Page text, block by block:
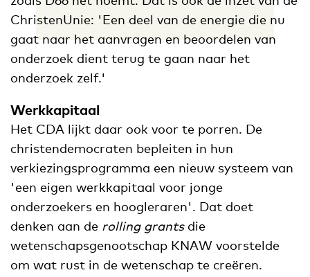
ChristenUnie: 'Een deel van de energie die nu
gaat naar het aanvragen en beoordelen van
onderzoek dient terug te gaan naar het
onderzoek zelf.'
Werkkapitaal
Het CDA lijkt daar ook voor te porren. De
christendemocraten bepleiten in hun
verkiezingsprogramma een nieuw systeem van
'een eigen werkkapitaal voor jonge
onderzoekers en hoogleraren'. Dat doet
denken aan de rolling grants die
wetenschapsgenootschap KNAW voorstelde
om wat rust in de wetenschap te creëren.